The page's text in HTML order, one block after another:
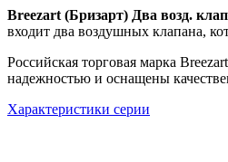
Breezart (Бризарт) Два возд.
входит два воздушных клапана,
Российская торговая марка
надежностью и оснащены
Характеристики серии